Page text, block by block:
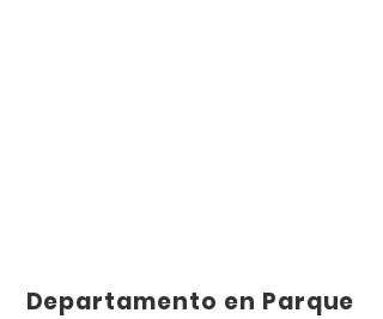
Departamento en Parque